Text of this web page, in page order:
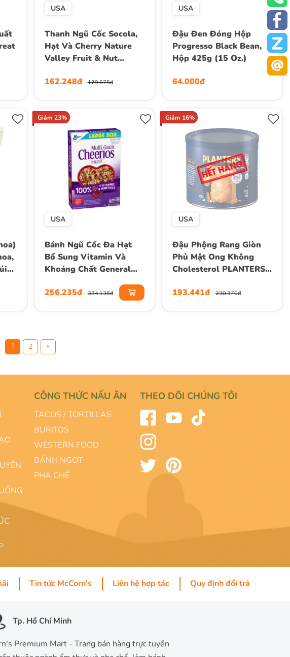
USA
Thanh Ngũ Cốc Socola,
Hạt Và Cherry Nature
Valley Fruit & Nut
6 Thanh x 35g
162.248đ 179.675đ
USA
Đậu Đen Đóng Hộp
Progresso Black Bean,
Hộp 425g (15 Oz.)
64.000đ
Giảm 23%
USA
Bánh Ngũ Cốc Đa Hạt
Bổ Sung Vitamin Và
Khoáng Chất General
Grain, Hộp 340g (12
256.235đ 334.136đ
Giảm 16%
USA
Đậu Phộng Rang Giòn
Phủ Mật Ong Không
Cholesterol PLANTERS
Hộp 340g (12 Oz.)
193.441đ 230.370đ
1 2 »
CÔNG THỨC NẤU ĂN
TACOS / TORTILLAS
BURITOS
WESTERN FOOD
BÁNH NGỌT
PHA CHẾ
THEO DÕI CHÚNG TÔI
Tin tức McCorn's Liên hệ hợp tác Quy định đổi trả
Tp. Hồ Chí Minh
Premium Mart - Trang bán hàng trực tuyến